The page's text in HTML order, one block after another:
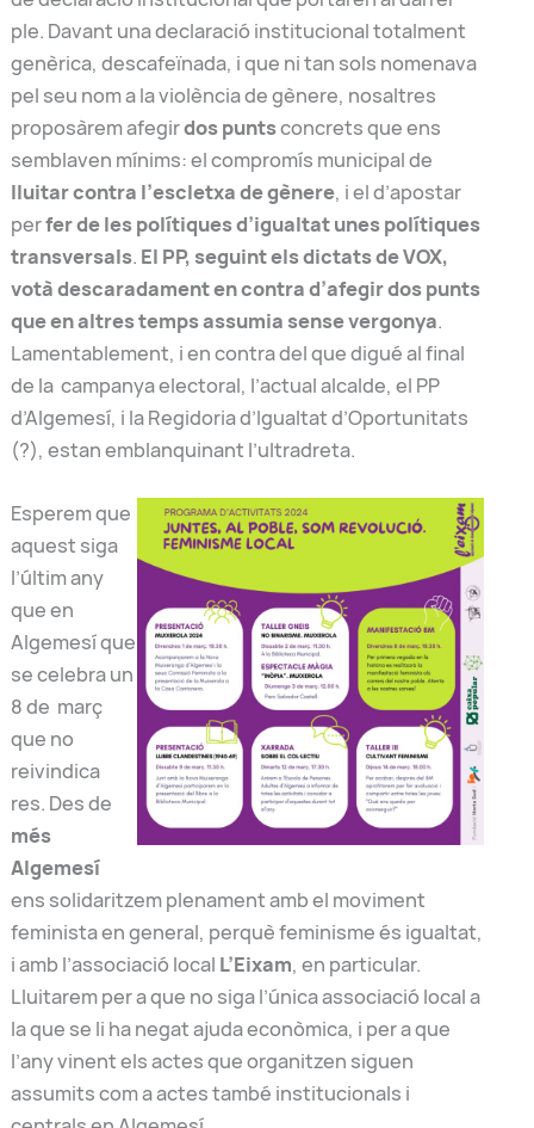
ple. Davant una declaració institucional totalment
genèrica, descafeïnada, i que ni tan sols nomenava
pel seu nom a la violència de gènere, nosaltres
proposàrem afegirdos puntsconcrets que ens
semblaven mínims: el compromís municipal de
lluitar contra l’escletxa de gènere, i el d’apostar
perfer de les polítiques d’igualtat unes polítiques
transversals. El PP, seguint els dictats de VOX,
votà descaradament en contra d’afegir dos punts
que en altres temps assumia sense vergonya.
Lamentablement, i en contra del que digué al final
de la campanya electoral, l’actual alcalde, el PP
d’Algemesí, i la Regidoria d’Igualtat d’Oportunitats
(?), estan emblanquinant l’ultradreta.
Esperem que
aquest siga
l’últim any
que en
Algemesí que
se celebra un
8 de març
que no
reivindica
res. Des de
més
Algemesí
ens solidaritzem plenament amb el moviment
feminista en general, perquè feminisme és igualtat,
i amb l’associació local L’Eixam, en particular.
Lluitarem per a que no siga l’única associació local a
la que se li ha negat ajuda econòmica, i per a que
l’any vinent els actes que organitzen siguen
assumits com a actes també institucionals i